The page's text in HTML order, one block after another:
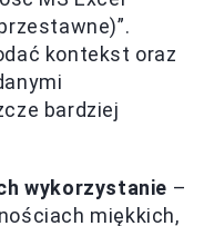
kontekst oraz
bardziej
wykorzystanie –
miękkich,